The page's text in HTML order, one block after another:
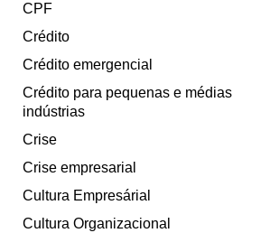
CPF
Crédito
Crédito emergencial
Crédito para pequenas e médias
indústrias
Crise
Crise empresarial
Cultura Empresárial
Cultura Organizacional